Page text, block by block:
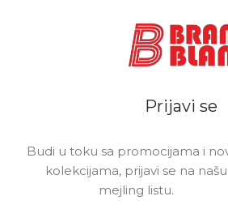
Prijavi se
Budi u toku sa promocijama i
kolekcijama, prijavi se na našu
mejling listu.